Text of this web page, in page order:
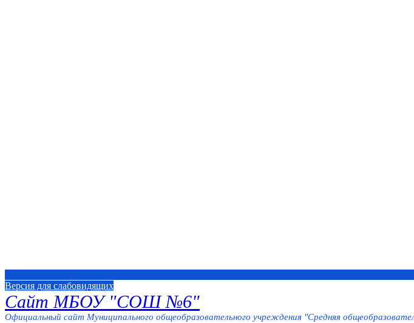
Версия для слабовидящих
Сайт МБОУ "СОШ №6"
Официальный сайт Муниципального общеобразовательного учреждения "Средняя